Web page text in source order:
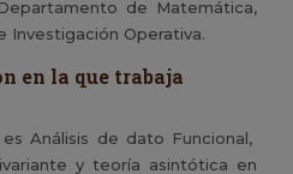
de Matemática,
Investigación Operativa.
en la que trabaja
Análisis de dato Funcional,
y teoría asintótica en